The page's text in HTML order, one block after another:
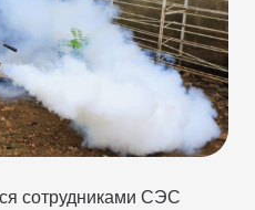
сотрудниками СЭС